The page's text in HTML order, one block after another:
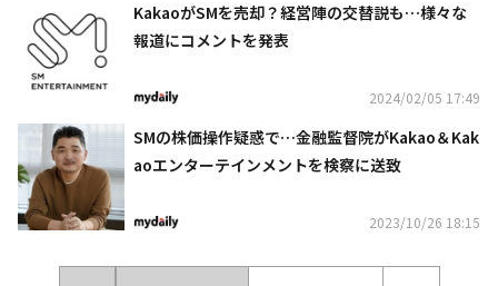
KakaoがSMを売却？経営陣の交替説も…様々な
報道にコメントを発表
2024/02/05 17:49
SMの株価操作疑惑で…金融監督院がKakao＆Kak
aoエンターテインメントを検察に送致
2023/10/26 18:15